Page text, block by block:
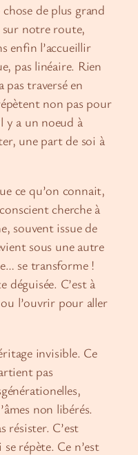
de plus grand
sur notre route,
enfin l’accueillir
pas linéaire. Rien
pas traversé en
non pas pour
y a un noeud à
une part de soi à
ce qu’on connait,
cherche à
souvent issue de
sous une autre
se transforme !
déguisée. C’est à
l’ouvrir pour aller
invisible. Ce
pas
non libérés.
résister. C’est
répète. Ce n’est